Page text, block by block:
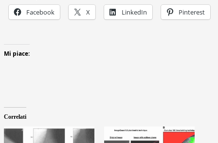
Facebook X LinkedIn Pinterest
Mi piace:
Correlati